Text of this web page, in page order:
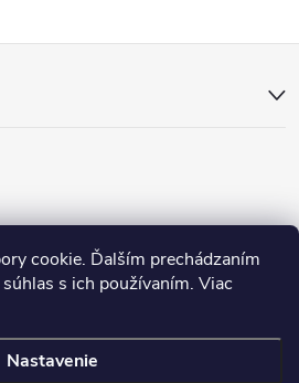
cookie. Ďalším prechádzaním
s ich používaním. Viac
Nastavenie